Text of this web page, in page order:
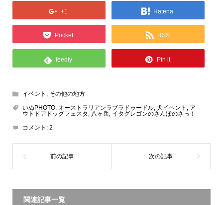
+1 Hatena
Pocket RSS
feedly Pin it
イベント , その他の地方
いぬPHOTO, オーストラリアンラブラドゥードル, 犬イベント , ア
ウトドアドッグフェスタ , 八ヶ岳, イタグレゴンのさんぽのさっ！
コメント: 2
関連記事一覧